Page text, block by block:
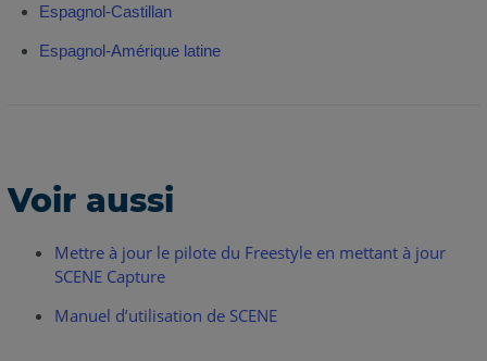
Espagnol-Castillan
Espagnol-Amérique latine
Voir aussi
Mettre à jour le pilote du Freestyle en mettant à jour
SCENE Capture
Manuel d’utilisation de SCENE